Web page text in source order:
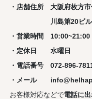
・店舗住所 大阪府枚方
川島第20ビ
・営業時間 10:00~21:00
・定休日 水曜日
・電話番号 072-896-
・メール
お客様対応などで電話に